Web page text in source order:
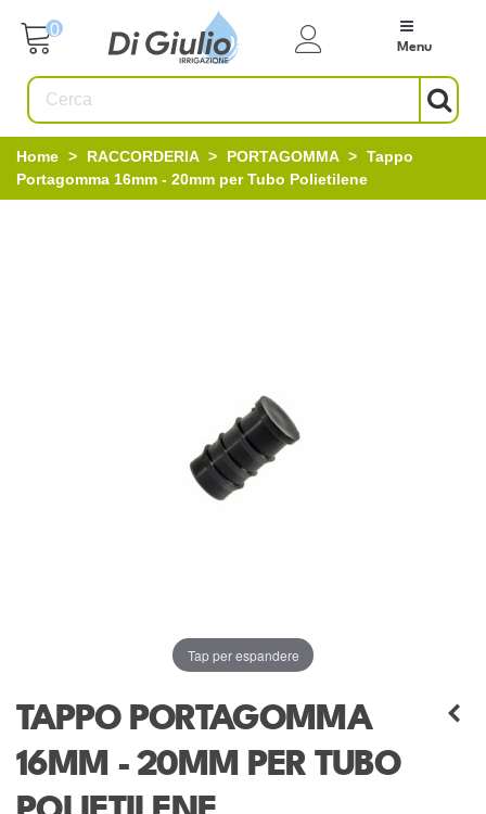
0
Menu
Home > RACCORDERIA > PORTAGOMMA > Tappo
Portagomma 16mm - 20mm per Tubo Polietilene
Tap per espandere
TAPPO PORTAGOMMA
16MM - 20MM PER TUBO